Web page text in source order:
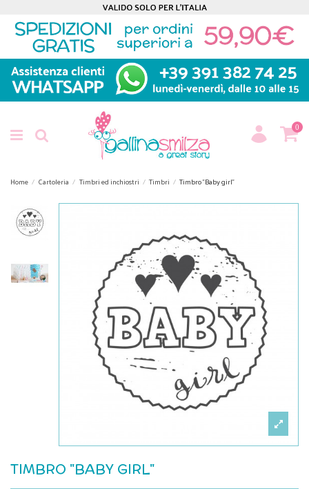
0
Home Cartoleria Timbri ed inchiostri Timbri Timbro "Baby girl"
TIMBRO "BABY GIRL"